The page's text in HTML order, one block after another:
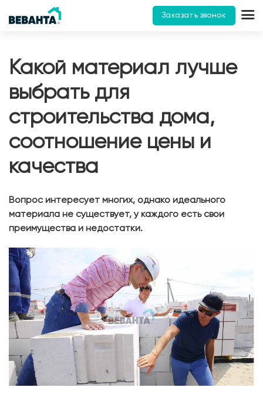
Заказать звонок
Какой материал лучше
выбрать для
строительства дома,
соотношение цены и
качества
Вопрос интересует многих, однако идеального
материала не существует, у каждого есть свои
преимущества и недостатки.